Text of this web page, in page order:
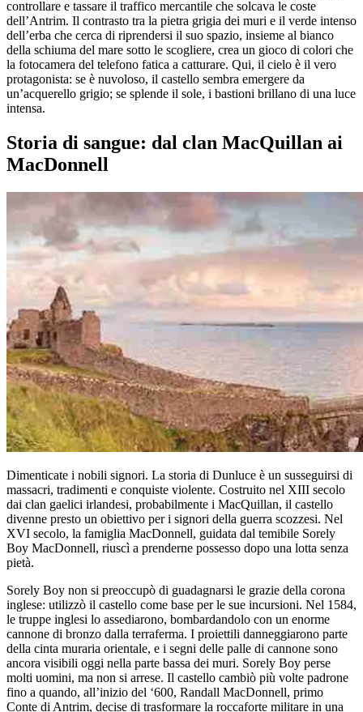
controllare e tassare il traffico mercantile che solcava le coste
dell’Antrim. Il contrasto tra la pietra grigia dei muri e il verde intenso
dell’erba che cerca di riprendersi il suo spazio, insieme al bianco
della schiuma del mare sotto le scogliere, crea un gioco di colori che
la fotocamera del telefono fatica a catturare. Qui, il cielo è il vero
protagonista: se è nuvoloso, il castello sembra emergere da
un’acquerello grigio; se splende il sole, i bastioni brillano di una luce
intensa.
Storia di sangue: dal clan MacQuillan ai
MacDonnell
Dimenticate i nobili signori. La storia di Dunluce è un susseguirsi di
massacri, tradimenti e conquiste violente. Costruito nel XIII secolo
dai clan gaelici irlandesi, probabilmente i MacQuillan, il castello
divenne presto un obiettivo per i signori della guerra scozzesi. Nel
XVI secolo, la famiglia MacDonnell, guidata dal temibile Sorely
Boy MacDonnell, riuscì a prenderne possesso dopo una lotta senza
pietà.
Sorely Boy non si preoccupò di guadagnarsi le grazie della corona
inglese: utilizzò il castello come base per le sue incursioni. Nel 1584,
le truppe inglesi lo assediarono, bombardandolo con un enorme
cannone di bronzo dalla terraferma. I proiettili danneggiarono parte
della cinta muraria orientale, e i segni delle palle di cannone sono
ancora visibili oggi nella parte bassa dei muri. Sorely Boy perse
molti uomini, ma non si arrese. Il castello cambiò più volte padrone
fino a quando, all’inizio del ‘600, Randall MacDonnell, primo
Conte di Antrim, decise di trasformare la roccaforte militare in una